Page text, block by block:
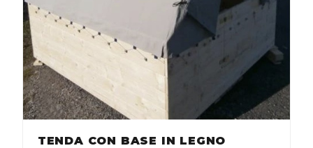
TENDA CON BASE IN LEGNO